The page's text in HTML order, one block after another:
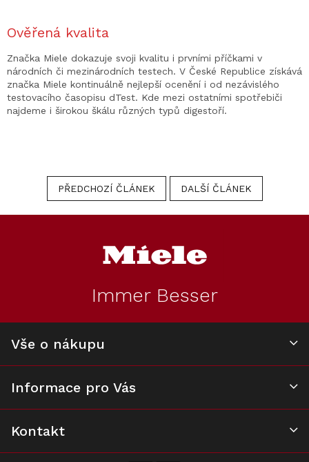
Ověřená kvalita
Značka Miele dokazuje svoji kvalitu i prvními příčkami v
národních či mezinárodních testech. V České Republice získává
značka Miele kontinuálně nejlepší ocenění i od nezávislého
testovacího časopisu dTest. Kde mezi ostatními spotřebiči
najdeme i širokou škálu různých typů digestoří.
PŘEDCHOZÍ ČLÁNEK DALŠÍ ČLÁNEK
Immer Besser
Vše o nákupu
Informace pro Vás
Kontakt